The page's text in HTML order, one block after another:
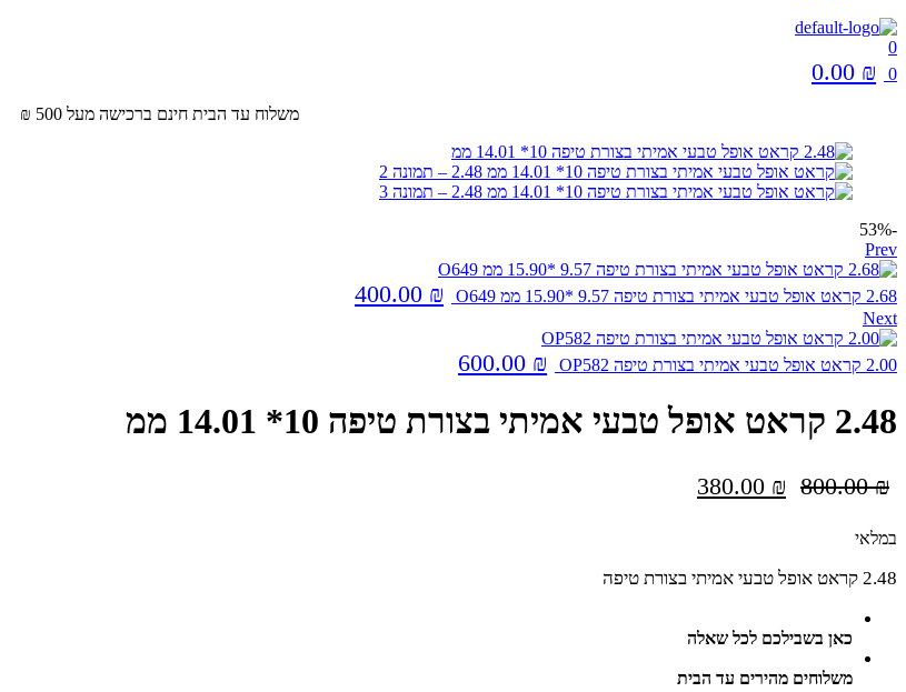
0
0
0.00 ₪
משלוח עד הבית חינם ברכישה מעל 500 ₪
-53%
Prev
2.68 קראט אופל טבעי אמיתי בצורת טיפה 9.57 *15.90 ממ O649 400.00 ₪
Next
2.00 קראט אופל טבעי אמיתי בצורת טיפה OP582 600.00 ₪
2.48 קראט אופל טבעי אמיתי בצורת טיפה 10* 14.01 ממ
800.00₪
המחיר
800.00 ₪.
380.00 ₪
380.00 ₪.
Availability:
במלאי
2.48 קראט אופל טבעי אמיתי בצורת טיפה
כאן בשבילכם לכל שאלה
משלוחים מהירים עד הבית